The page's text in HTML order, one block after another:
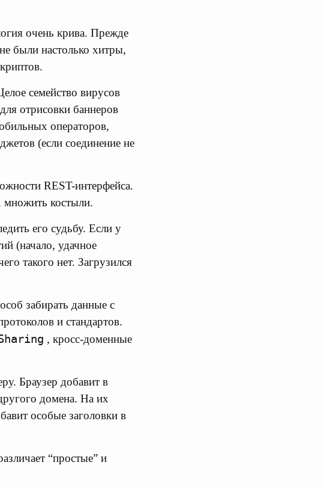
очень крива. Прежде
были настолько хитры,
семейство вирусов
отрисовки баннеров
операторов,
(если соединение не
REST-интерфейса.
множить костыли.
его судьбу. Если у
(начало, удачное
такого нет. Загрузился
забирать данные с
и стандартов.
, кросс-доменные
Браузер добавит в
домена. На их
особые заголовки в
“простые” и